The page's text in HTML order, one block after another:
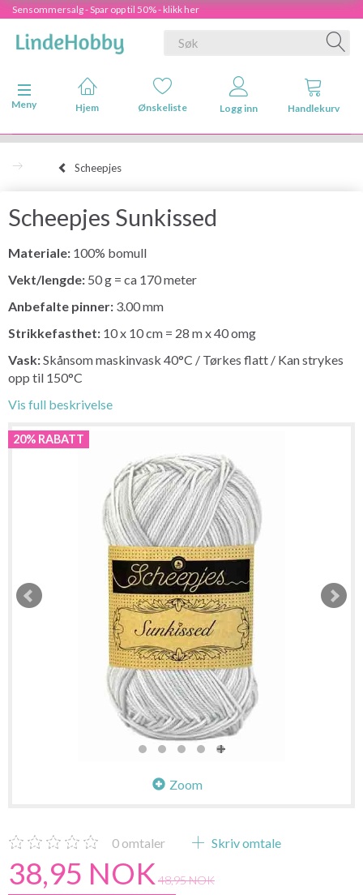
Sensommersalg - Spar opp til 50% - klikk her
Veksle navigasjon
Meny
Hjem Ønskeliste Logg inn Handlekurv
Scheepjes
Scheepjes Sunkissed
Materiale: 100% bomull
Vekt/lengde: 50 g = ca 170 meter
Anbefalte pinner: 3.00 mm
Strikkefasthet: 10 x 10 cm = 28 m x 40 omg
Vask:Skånsom maskinvask 40°C / Tørkes flatt / Kan strykes
opp til 150°C
Vis full beskrivelse
20% RABATT
Zoom
0 omtaler Skriv omtale
38,95 NOK 48,95 NOK